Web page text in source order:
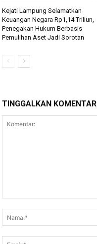
Kejati Lampung Selamatkan
Keuangan Negara Rp1,14 Triliun,
Penegakan Hukum Berbasis
Pemulihan Aset Jadi Sorotan
TINGGALKAN KOMENTAR